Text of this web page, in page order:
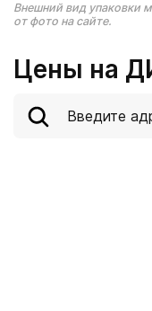
Внешний вид упаковки
от фото на сайте.
Цены на